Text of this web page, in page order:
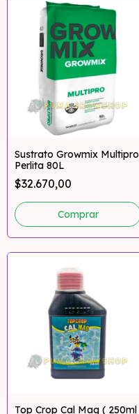
Sustrato Growmix Multipro
Perlita 80L
$32.670,00
Top Crop Cal Mag ( 250ml